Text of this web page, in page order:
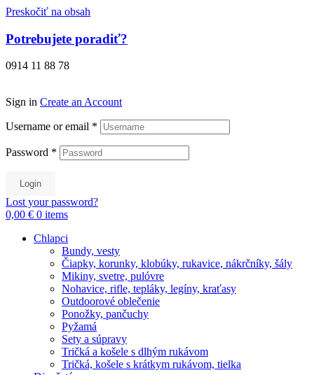
Preskočiť na obsah
Potrebujete poradiť?
0914 11 88 78
Sign in Create an Account
Username or email *
Password *
Login
Lost your password?
0,00 € 0 items
Chlapci
Bundy, vesty
Čiapky, korunky, klobúky, rukavice, nákrčníky, šály
Mikiny, svetre, pulóvre
Nohavice, rifle, tepláky, legíny, kraťasy
Outdoorové oblečenie
Ponožky, pančuchy
Pyžamá
Sety a súpravy
Tričká a košele s dlhým rukávom
Tričká, košele s krátkym rukávom, tielka